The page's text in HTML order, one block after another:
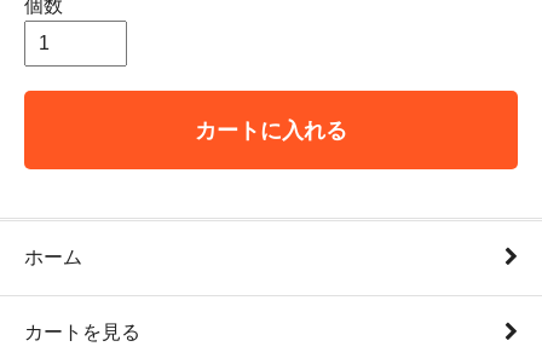
個数
カートに入れる
ホーム
カートを見る